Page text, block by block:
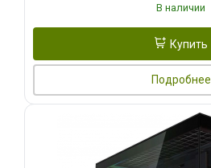
В наличии
Купить
Подробнее